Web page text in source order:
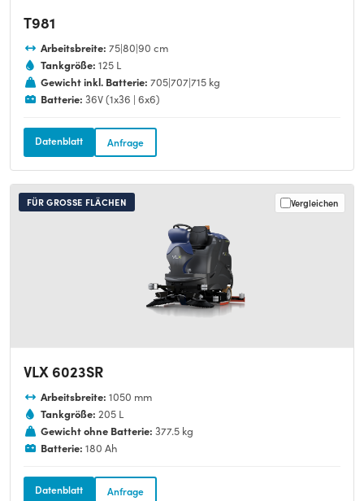
T981
Arbeitsbreite: 75|80|90 cm
Tankgröße: 125 L
Gewicht inkl. Batterie: 705|707|715 kg
Batterie: 36V (1x36 | 6x6)
Datenblatt Anfrage
FÜR GROSSE FLÄCHEN Vergleichen
VLX 6023SR
Arbeitsbreite: 1050 mm
Tankgröße: 205 L
Gewicht ohne Batterie: 377.5 kg
Batterie: 180 Ah
Datenblatt Anfrage